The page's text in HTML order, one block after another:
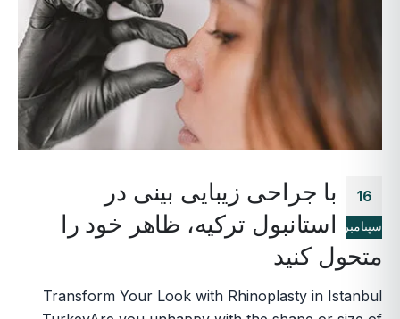
16
سپتامبر
با جراحی زیبایی بینی در
استانبول ترکیه، ظاهر خود را
متحول کنید
Transform Your Look with Rhinoplasty in Istanbul